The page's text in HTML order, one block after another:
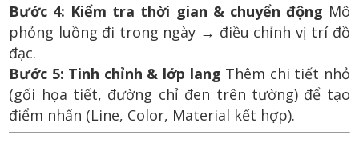
Bước 4: Kiểm tra thời gian & chuyển động Mô
phỏng luồng đi trong ngày → điều chỉnh vị trí đồ
đạc.
Bước 5: Tinh chỉnh & lớp lang Thêm chi tiết nhỏ
(gối họa tiết, đường chỉ đen trên tường) để tạo
điểm nhấn (Line, Color, Material kết hợp).